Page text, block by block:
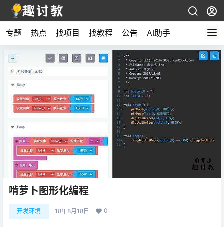
专题 热点 找项目 找教程 公告 AI助手
啃萝卜图形化编程
开发环境 18年8月18日 0